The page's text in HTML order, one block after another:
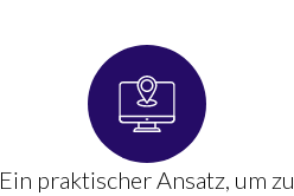
Ein praktischer Ansatz, um zu